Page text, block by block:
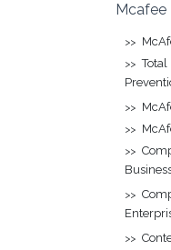
Mcafee
Total